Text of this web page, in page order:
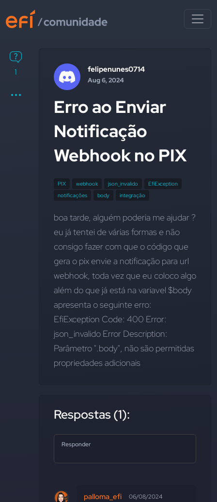
1 felipenunes0714
Aug 6, 2024
Erro ao Enviar
Notificação
Webhook no PIX
PIX webhook json_invalido
EfiException
notificações
body integração
boa tarde, alguém poderia me ajudar ?
eu já tentei de várias formas e não
consigo fazer com que o código que
gera o pix envie a notificação para url
webhook, toda vez que eu coloco algo
além do que já está na variavel $body
apresenta o seguinte erro:
EfiException Code: 400 Error:
json_invalido Error Description:
Parâmetro ".body", não são permitidas
propriedades adicionais
Respostas (1):
Responder
palloma_efi 06/08/2024